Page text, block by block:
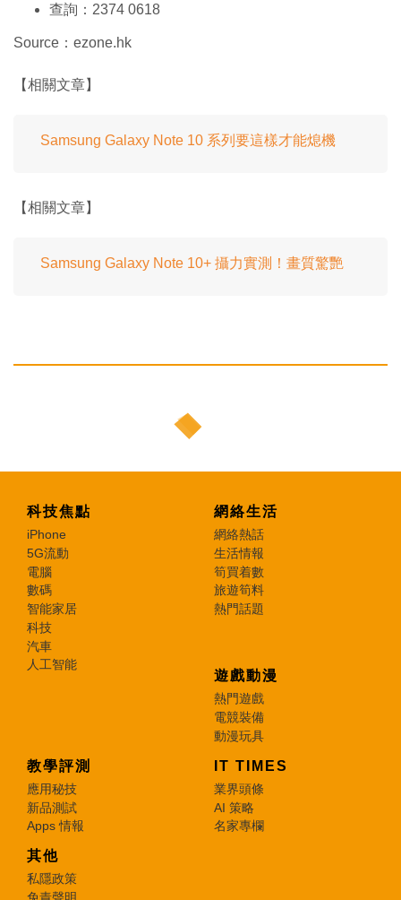
查詢：2374 0618
Source：ezone.hk
【相關文章】
Samsung Galaxy Note 10 系列要這樣才能熄機
【相關文章】
Samsung Galaxy Note 10+ 攝力實測！畫質驚艷
科技焦點
iPhone
5G流動
電腦
數碼
智能家居
科技
汽車
人工智能
網絡生活
網絡熱話
生活情報
筍買着數
旅遊筍料
熱門話題
遊戲動漫
熱門遊戲
電競裝備
動漫玩具
教學評測
應用秘技
新品測試
Apps 情報
IT TIMES
業界頭條
AI 策略
名家專欄
其他
私隱政策